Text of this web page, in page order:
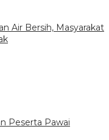
Air Bersih, Masyarakat
Peserta Pawai